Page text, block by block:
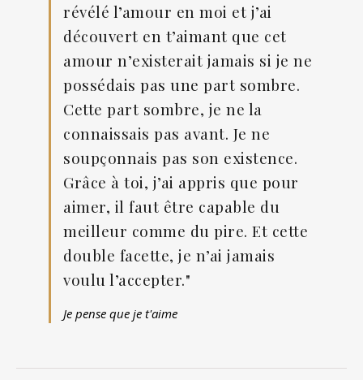
révélé l’amour en moi et j’ai
découvert en t’aimant que cet
amour n’existerait jamais si je ne
possédais pas une part sombre.
Cette part sombre, je ne la
connaissais pas avant. Je ne
soupçonnais pas son existence.
Grâce à toi, j’ai appris que pour
aimer, il faut être capable du
meilleur comme du pire. Et cette
double facette, je n’ai jamais
voulu l’accepter."
Je pense que je t'aime